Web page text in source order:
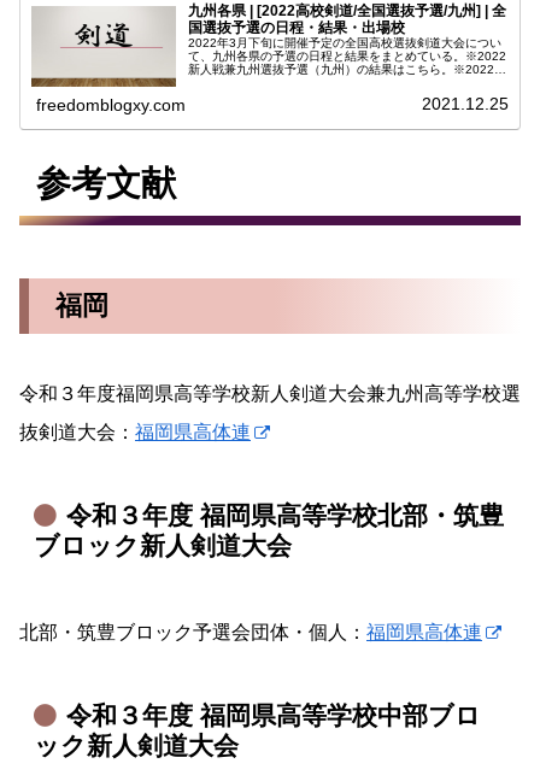
九州各県 | [2022高校剣道/全国選抜予選/九州] | 全
国選抜予選の日程・結果・出場校
2022年3月下旬に開催予定の全国高校選抜剣道大会につい
て、九州各県の予選の日程と結果をまとめている。※2022
新人戦兼九州選抜予選（九州）の結果はこちら。※2022夏
freedomblogxy.com 2021.12.25
参考文献
福岡
令和３年度福岡県高等学校新人剣道大会兼九州高等学校選
抜剣道大会： 福岡県高体連
令和３年度 福岡県高等学校北部・筑豊
ブロック新人剣道大会
北部・筑豊ブロック予選会団体・個人： 福岡県高体連
令和３年度 福岡県高等学校中部ブロ
ック新人剣道大会